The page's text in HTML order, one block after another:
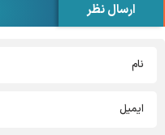
ارسال نظر